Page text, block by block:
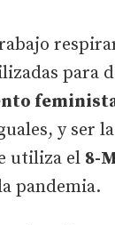
para
y ser
utiliza el 8-
pandemia.